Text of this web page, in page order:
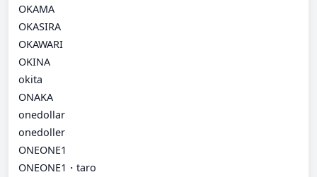
OKAMA
OKASIRA
OKAWARI
OKINA
okita
ONAKA
onedollar
onedoller
ONEONE1
ONEONE1・taro